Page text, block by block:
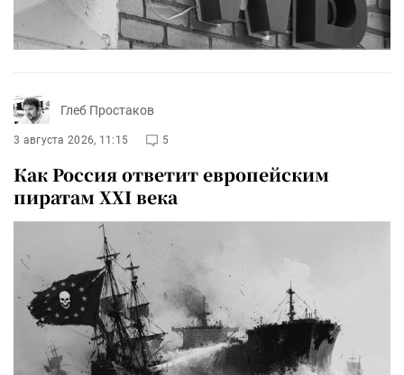
Глеб Простаков
3 августа 2026, 11:15 5
Как Россия ответит европейским
пиратам XXI века